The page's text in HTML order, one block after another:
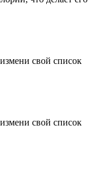
свой список
свой список